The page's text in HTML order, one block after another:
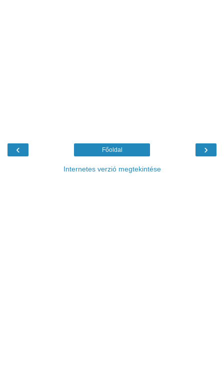
‹ ›
Főoldal
Internetes verzió megtekintése